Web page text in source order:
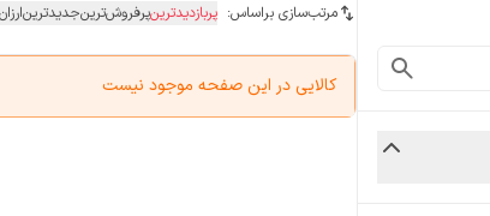
مرتب‌سازی براساس: پربازدیدترینپرفروش‌ترینجدیدترین
کالایی در این صفحه موجود نیست